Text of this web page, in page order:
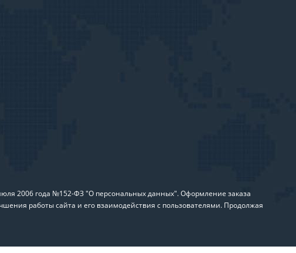
2006 года №152-ФЗ "О персональных данных". Оформление заказа
работы сайта и его взаимодействия с пользователями. Продолжая